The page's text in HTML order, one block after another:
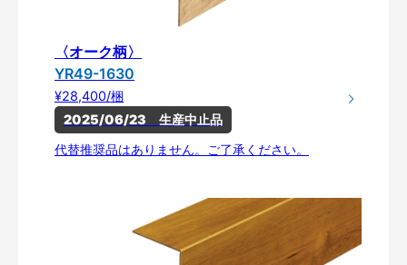
〈オーク柄〉
YR49-1630
¥28,400/梱
2025/06/23　生産中止品
代替推奨品はありません。ご了承ください。